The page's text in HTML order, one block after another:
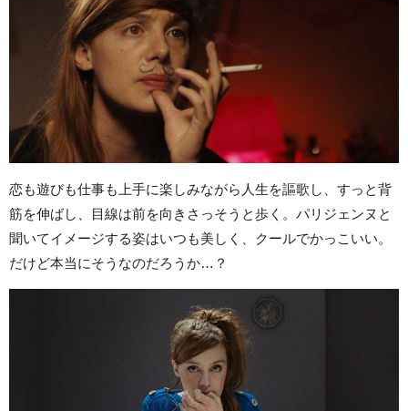
恋も遊びも仕事も上手に楽しみながら人生を謳歌し、すっと背
筋を伸ばし、目線は前を向きさっそうと歩く。パリジェンヌと
聞いてイメージする姿はいつも美しく、クールでかっこいい。
だけど本当にそうなのだろうか…？